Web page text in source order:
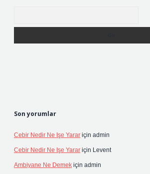
Son yorumlar
Cebir Nedir Ne Işe Yarar için admin
Cebir Nedir Ne Işe Yarar için Levent
Ambiyane Ne Demek için admin